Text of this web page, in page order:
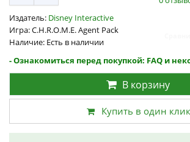
Издатель: Disney Interactive
Игра: C.H.R.O.M.E. Agent Pack
Наличие: Есть в наличии
- Ознакомиться перед покупкой: FAQ и
В корзину
Купить в один клик